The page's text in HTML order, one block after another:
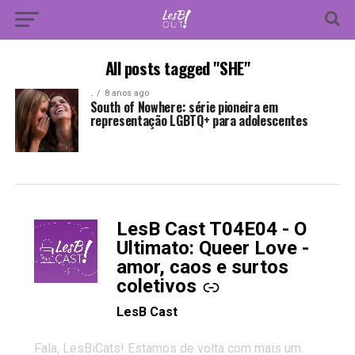
All posts tagged "SHE"
. 8 anos ago
South of Nowhere: série pioneira em
representação LGBTQ+ para adolescentes
LesB Cast T04E04 - O
Ultimato: Queer Love -
amor, caos e surtos
coletivos
-
LesB Cast
Fala, LesBiCats! Estamos de volta com mais um